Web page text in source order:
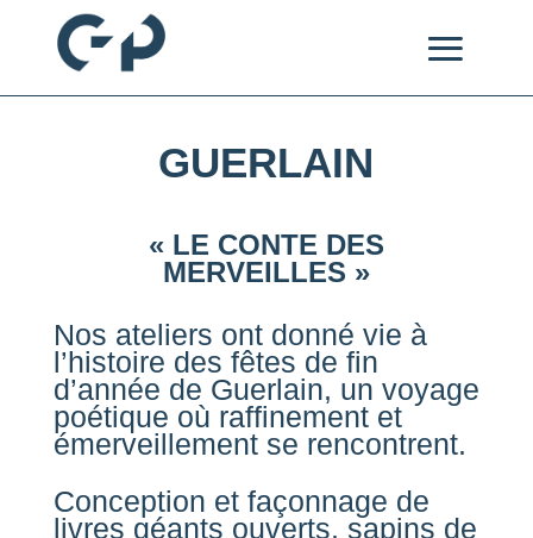
GUERLAIN
« LE CONTE DES
MERVEILLES »
Nos ateliers ont donné vie à
l’histoire des fêtes de fin
d’année de Guerlain, un voyage
poétique où raffinement et
émerveillement se rencontrent.
Conception et façonnage de
livres géants ouverts, sapins de